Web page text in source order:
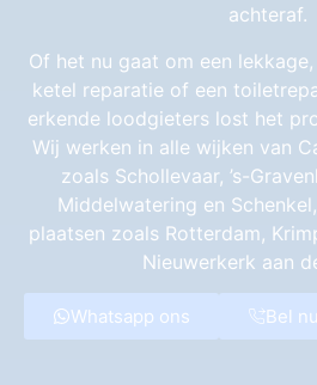
achteraf.
Of het nu gaat om een
ketel reparatie of een
erkende loodgieters lost het
Wij werken in alle wijken van
zoals Schollevaar, ’s-
Middelwatering en
plaatsen zoals Rotterdam,
Nieuwerkerk aan
Whatsapp ons Bel nu